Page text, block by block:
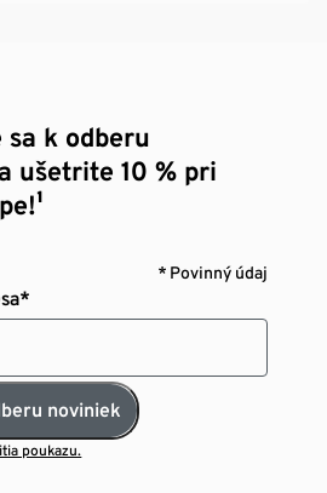
k odberu
ušetrite 10 % pri
* Povinný údaj
noviniek
poukazu.